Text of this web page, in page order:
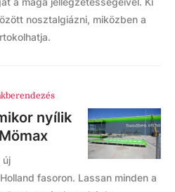
nosztalgiázni, miközben a
nyílik
új
fasoron. Lassan minden a